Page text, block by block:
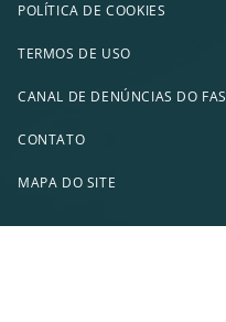
POLÍTICA DE COOKIES
TERMOS DE USO
CANAL DE DENÚNCIAS DO FAS
CONTATO
MAPA DO SITE